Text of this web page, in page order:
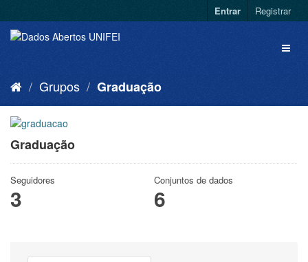
Entrar Registrar
Grupos Graduação
Graduação
Seguidores
3
Conjuntos de dados
6